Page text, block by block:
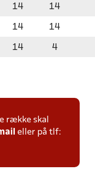
14 14
14 14
14 4
række skal
eller på tlf: